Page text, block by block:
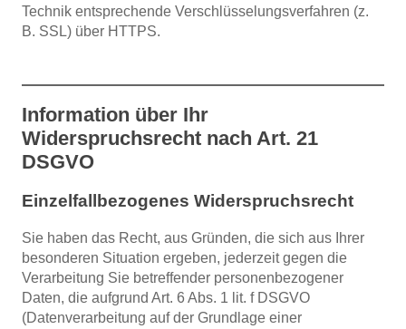
Technik entsprechende Verschlüsselungsverfahren (z.
B. SSL) über HTTPS.
Information über Ihr
Widerspruchsrecht nach Art. 21
DSGVO
Einzelfallbezogenes Widerspruchsrecht
Sie haben das Recht, aus Gründen, die sich aus Ihrer
besonderen Situation ergeben, jederzeit gegen die
Verarbeitung Sie betreffender personenbezogener
Daten, die aufgrund Art. 6 Abs. 1 lit. f DSGVO
(Datenverarbeitung auf der Grundlage einer